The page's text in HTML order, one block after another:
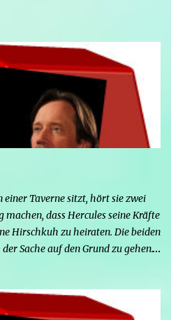
Taverne sitzt, hört sie zwei
dass Hercules seine Kräfte
Hirschkuh zu heiraten. Die beiden
Sache auf den Grund zu gehen.
Frau von Hercules sein, sondern
ohne sich zu verwandeln. Mars